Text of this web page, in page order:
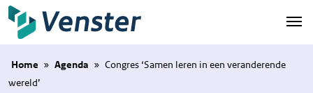
Naar hoofdinhoud
Home » Agenda » Congres ‘Samen leren in een veranderende
wereld’